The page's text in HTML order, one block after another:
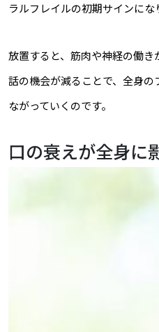
ラルフレイルの初期サインにな
放置すると、筋肉や神経の働
話の機会が減ることで、全身の
ながっていくのです。
口の衰えが全身に